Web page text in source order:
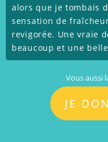
alors que je tombais
sensation de
revigorée. Une vraie
beaucoup et une
Vous aussi
JE